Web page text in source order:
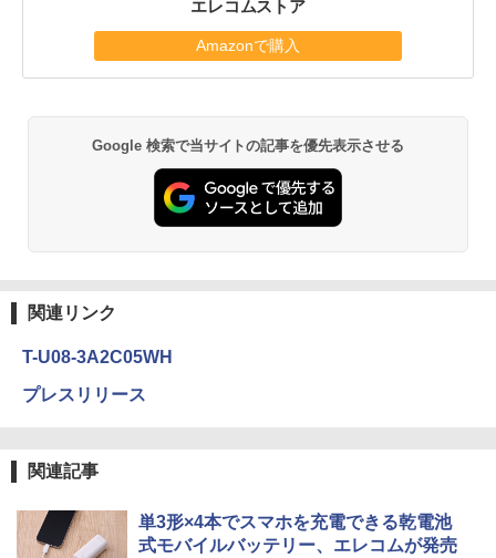
エレコムストア
Amazonで購入
Google 検索で当サイトの記事を優先表示させる
関連リンク
T-U08-3A2C05WH
プレスリリース
関連記事
単3形×4本でスマホを充電できる乾電池
式モバイルバッテリー、エレコムが発売